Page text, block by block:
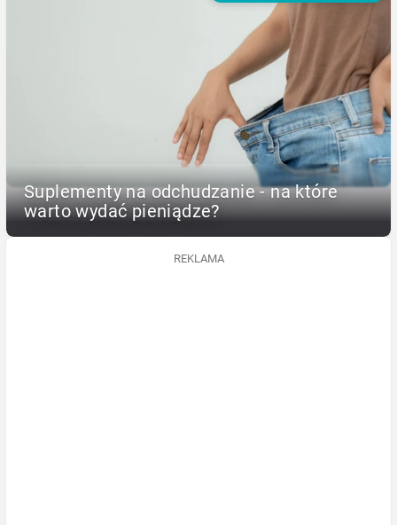
Suplementy na odchudzanie - na które
warto wydać pieniądze?
REKLAMA